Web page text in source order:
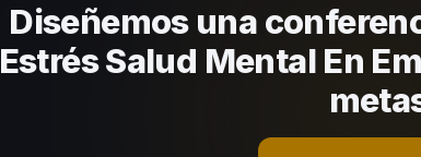
Diseñemos una
Estrés Salud Mental En